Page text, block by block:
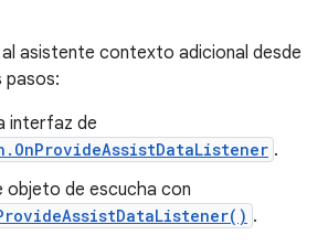
asistente contexto adicional desde
pasos:
interfaz de
.
objeto de escucha con
.